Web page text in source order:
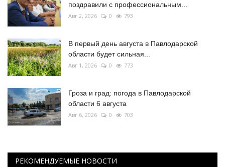
поздравили с профессиональным...
Авг 2, 2026 0 793
В первый день августа в Павлодарской
области будет сильная...
Авг 1, 2026 0 773
Гроза и град: погода в Павлодарской
области 6 августа
Авг 6, 2026 0 703
РЕКОМЕНДУЕМЫЕ НОВОСТИ